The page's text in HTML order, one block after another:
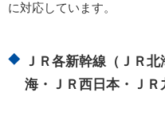
に対応しています。
ＪＲ各新幹線（ＪＲ
海・ＪＲ西日本・ＪＲ